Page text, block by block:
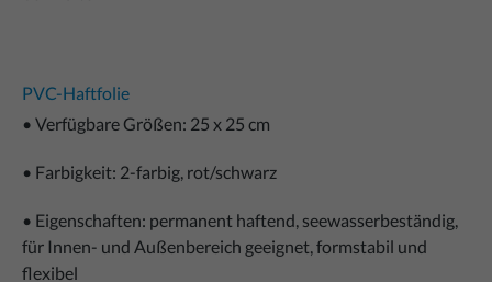
PVC-Haftfolie
• Verfügbare Größen: 25 x 25 cm
• Farbigkeit: 2-farbig, rot/schwarz
• Eigenschaften: permanent haftend, seewasserbeständig,
für Innen- und Außenbereich geeignet, formstabil und
flexibel